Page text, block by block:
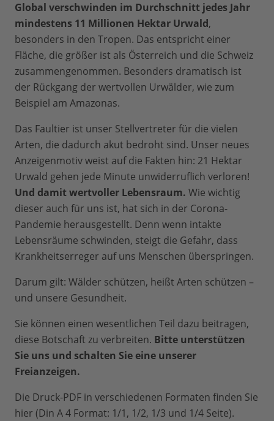
Global verschwinden im Durchschnitt jedes Jahr
mindestens 11 Millionen Hektar Urwald,
besonders in den Tropen. Das entspricht einer
Fläche, die größer ist als Österreich und die Schweiz
zusammengenommen. Besonders dramatisch ist
der Rückgang der wertvollen Urwälder, wie zum
Beispiel am Amazonas.
Das Faultier ist unser Stellvertreter für die vielen
Arten, die dadurch akut bedroht sind. Unser neues
Anzeigenmotiv weist auf die Fakten hin: 21 Hektar
Urwald gehen jede Minute unwiderruflich verloren!
Und damit wertvoller Lebensraum. Wie wichtig
dieser auch für uns ist, hat sich in der Corona-
Pandemie herausgestellt. Denn wenn intakte
Lebensräume schwinden, steigt die Gefahr, dass
Krankheitserreger auf uns Menschen überspringen.
Darum gilt: Wälder schützen, heißt Arten schützen –
und unsere Gesundheit.
Sie können einen wesentlichen Teil dazu beitragen,
diese Botschaft zu verbreiten. Bitte unterstützen
Sie uns und schalten Sie eine unserer
Freianzeigen.
Die Druck-PDF in verschiedenen Formaten finden Sie
hier (Din A 4 Format: 1/1, 1/2, 1/3 und 1/4 Seite).